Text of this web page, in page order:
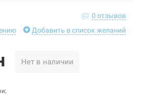
0 отзывов
Добавить в список желаний
Нет в наличии